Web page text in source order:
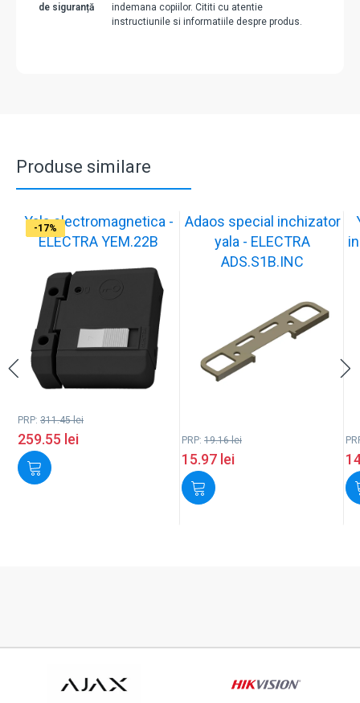
de siguranță
indemana copiilor. Cititi cu atentie
instructiunile si informatiile despre produs.
Produse similare
-17%
Yala electromagnetica -
ELECTRA YEM.22B
PRP: 311.45lei
259.55 lei
-17%
Adaos special inchizator
yala - ELECTRA
ADS.S1B.INC
PRP: 19.16lei
15.97 lei
-17%
-17%
-17%
-17%
-17%
-17%
-17%
-17%